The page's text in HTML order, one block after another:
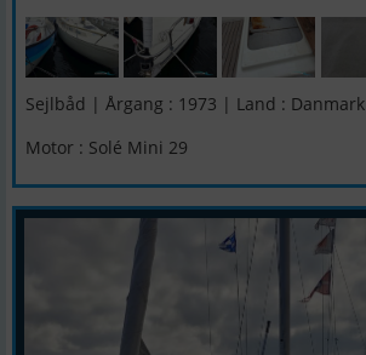
Sejlbåd | Årgang : 1973 | Land : Danmark
Motor : Solé Mini 29